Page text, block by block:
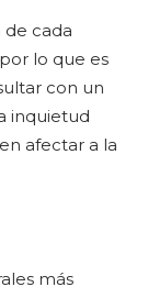
cada
lo que es
con un
inquietud
afectar a la
más